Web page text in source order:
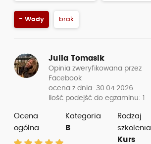
- Wady brak
Julia Tomasik
Opinia zweryfikowana przez
Facebook
ocena z dnia: 30.04.2026
Ilość podejść do egzaminu: 1
Ocena
ogólna
Kategoria
B
Rodzaj
szkolenia
Kurs